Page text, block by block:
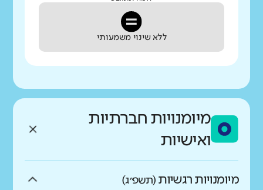
ללא שינוי משמעותי
מיומנויות חברתיות
ואישיות
מיומנויות רגשיות (תשפ״ג)